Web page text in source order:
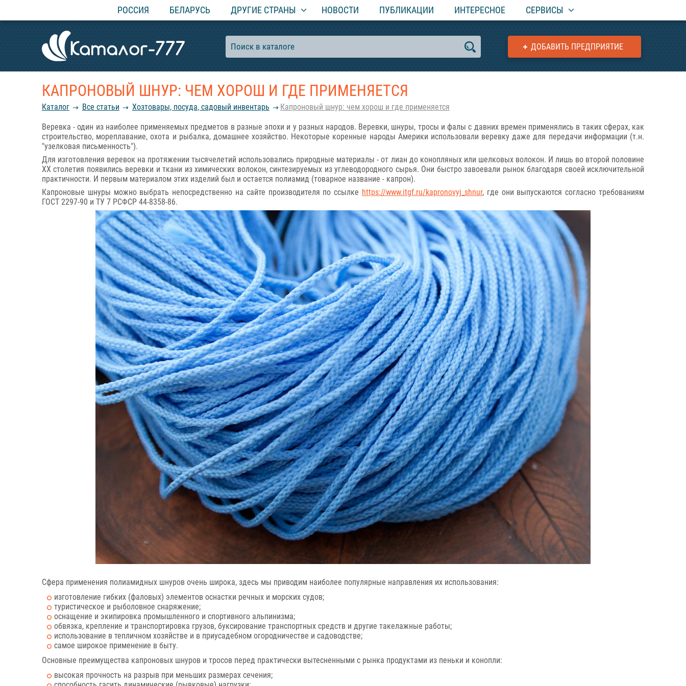
РОССИЯ БЕЛАРУСЬ ДРУГИЕ СТРАНЫ НОВОСТИ ПУБЛИКАЦИИ ИНТЕРЕСНОЕ СЕРВИСЫ
ДОБАВИТЬ ПРЕДПРИЯТИЕ
КАПРОНОВЫЙ ШНУР: ЧЕМ ХОРОШ И ГДЕ ПРИМЕНЯЕТСЯ
Каталог Все статьи Хозтовары, посуда, садовый инвентарь Капроновый шнур: чем хорош и где применяется
Веревка - один из наиболее применяемых предметов в разные эпохи и у разных народов. Веревки, шнуры, тросы и фалы с давних времен применялись в таких сферах, как
строительство, мореплавание, охота и рыбалка, домашнее хозяйство. Некоторые коренные народы Америки использовали веревку даже для передачи информации (т.н.
"узелковая письменность").
Для изготовления веревок на протяжении тысячелетий использовались природные материалы - от лиан до конопляных или шелковых волокон. И лишь во второй половине
ХХ столетия появились веревки и ткани из химических волокон, синтезируемых из углеводородного сырья. Они быстро завоевали рынок благодаря своей исключительной
практичности. И первым материалом этих изделий был и остается полиамид (товарное название - капрон).
Капроновые шнуры можно выбрать непосредственно на сайте производителя по ссылке https://www.itgf.ru/kapronovyj_shnur, где они выпускаются согласно требованиям
ГОСТ 2297-90 и ТУ 7 РСФСР 44-8358-86.
Сфера применения полиамидных шнуров очень широка, здесь мы приводим наиболее популярные направления их использования:
изготовление гибких (фаловых) элементов оснастки речных и морских судов;
туристическое и рыболовное снаряжение;
оснащение и экипировка промышленного и спортивного альпинизма;
обвязка, крепление и транспортировка грузов, буксирование транспортных средств и другие такелажные работы;
использование в тепличном хозяйстве и в приусадебном огородничестве и садоводстве;
самое широкое применение в быту.
Основные преимущества капроновых шнуров и тросов перед практически вытесненными с рынка продуктами из пеньки и конопли:
высокая прочность на разрыв при меньших размерах сечения;